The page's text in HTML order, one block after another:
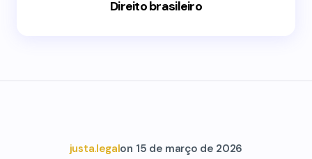
Direito brasileiro
justa.legalon 15 de março de 2026